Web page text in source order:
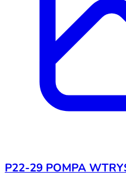
P22-29 POMPA